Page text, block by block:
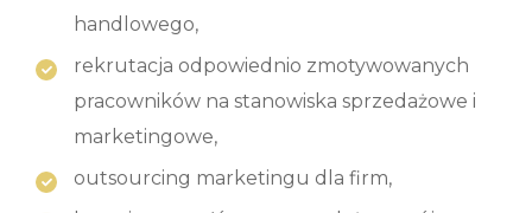
handlowego,
rekrutacja odpowiednio zmotywowanych
pracowników na stanowiska sprzedażowe i
marketingowe,
outsourcing marketingu dla firm,